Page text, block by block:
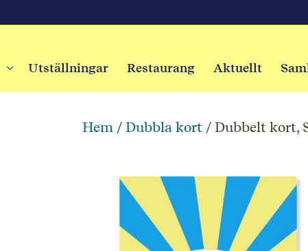
3 Utställningar Restaurang Aktuellt
Hem / Dubbla kort / Dubbelt kort,